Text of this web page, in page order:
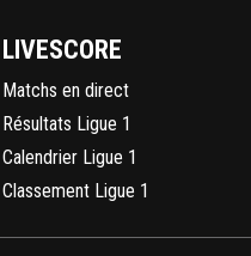
LIVESCORE
Matchs en direct
Résultats Ligue 1
Calendrier Ligue 1
Classement Ligue 1